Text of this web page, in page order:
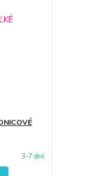
3-7 dní